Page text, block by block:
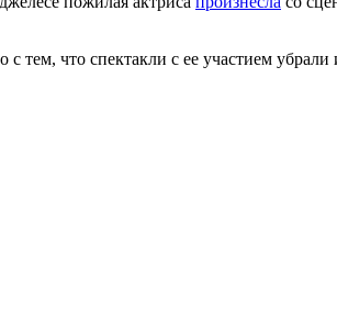
что спектакли с ее участием убрали